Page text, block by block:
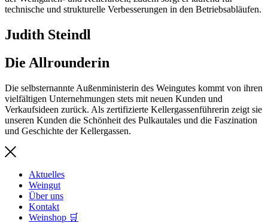
technische und strukturelle Verbesserungen in den Betriebsabläufen.
Judith Steindl
Die Allrounderin
Die selbsternannte Außenministerin des Weingutes kommt von ihren
vielfältigen Unternehmungen stets mit neuen Kunden und
Verkaufsideen zurück. Als zertifizierte Kellergassenführerin zeigt sie
unseren Kunden die Schönheit des Pulkautales und die Faszination
und Geschichte der Kellergassen.
Aktuelles
Weingut
Über uns
Kontakt
Weinshop 🛒